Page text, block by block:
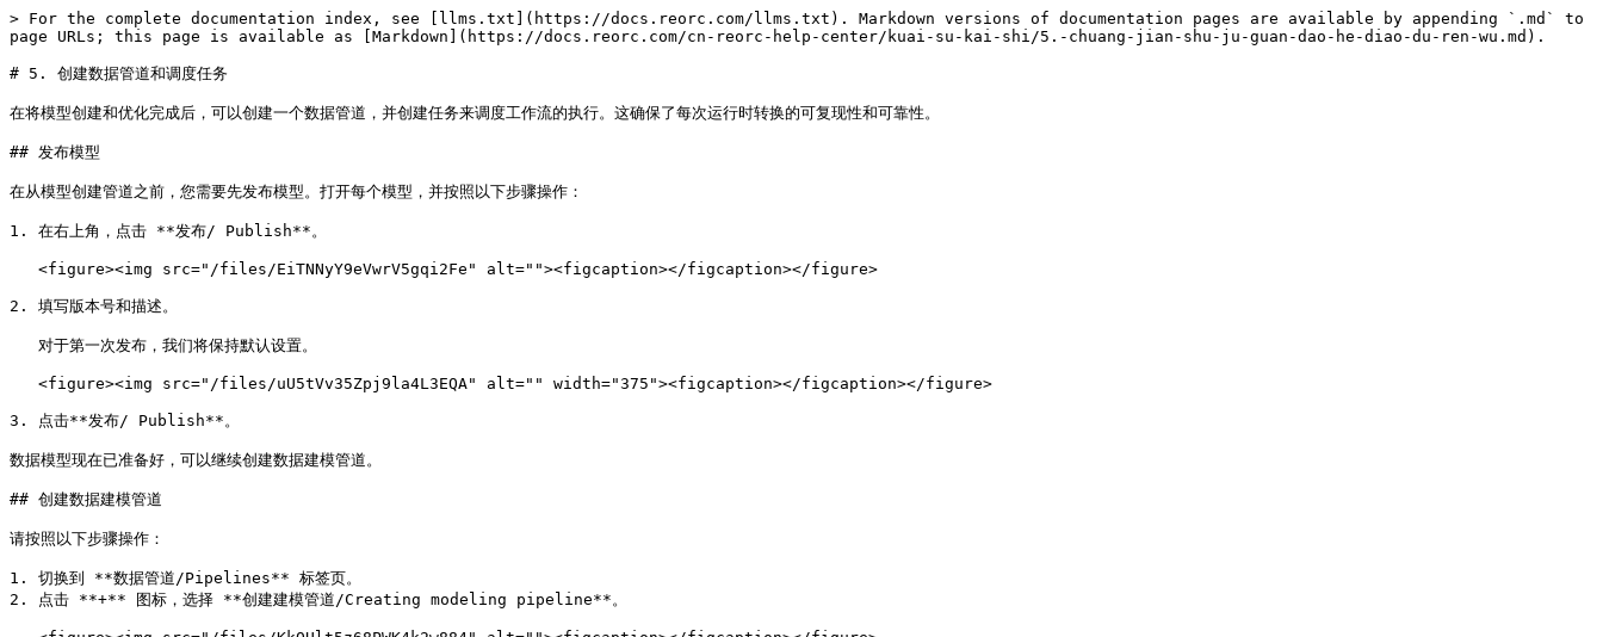
> For the complete documentation index, see [llms.txt](https://docs.reorc.com/llms.txt). Markdown versions of documentation pages are available by appending `.md` to
page URLs; this page is available as [Markdown](https://docs.reorc.com/cn-reorc-help-center/kuai-su-kai-shi/5.-chuang-jian-shu-ju-guan-dao-he-diao-du-ren-wu.md).
# 5. 创建数据管道和调度任务
在将模型创建和优化完成后，可以创建一个数据管道，并创建任务来调度工作流的执行。这确保了每次运行时转换的可复现性和可靠性。
## 发布模型
在从模型创建管道之前，您需要先发布模型。打开每个模型，并按照以下步骤操作：
1. 在右上角，点击 **发布/ Publish**。
2. 填写版本号和描述。
3. 点击**发布/ Publish**。
数据模型现在已准备好，可以继续创建数据建模管道。
## 创建数据建模管道
请按照以下步骤操作：
1. 切换到 **数据管道/Pipelines** 标签页。
2. 点击 **+** 图标，选择 **创建建模管道/Creating modeling pipeline**。